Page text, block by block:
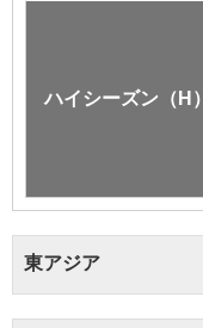
ハイシーズン（H）
東アジア